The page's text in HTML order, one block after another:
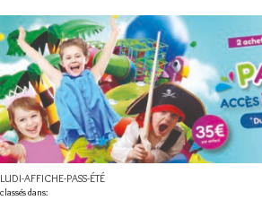
LUDI-AFFICHE-PASS-ÉTÉ
classés dans: